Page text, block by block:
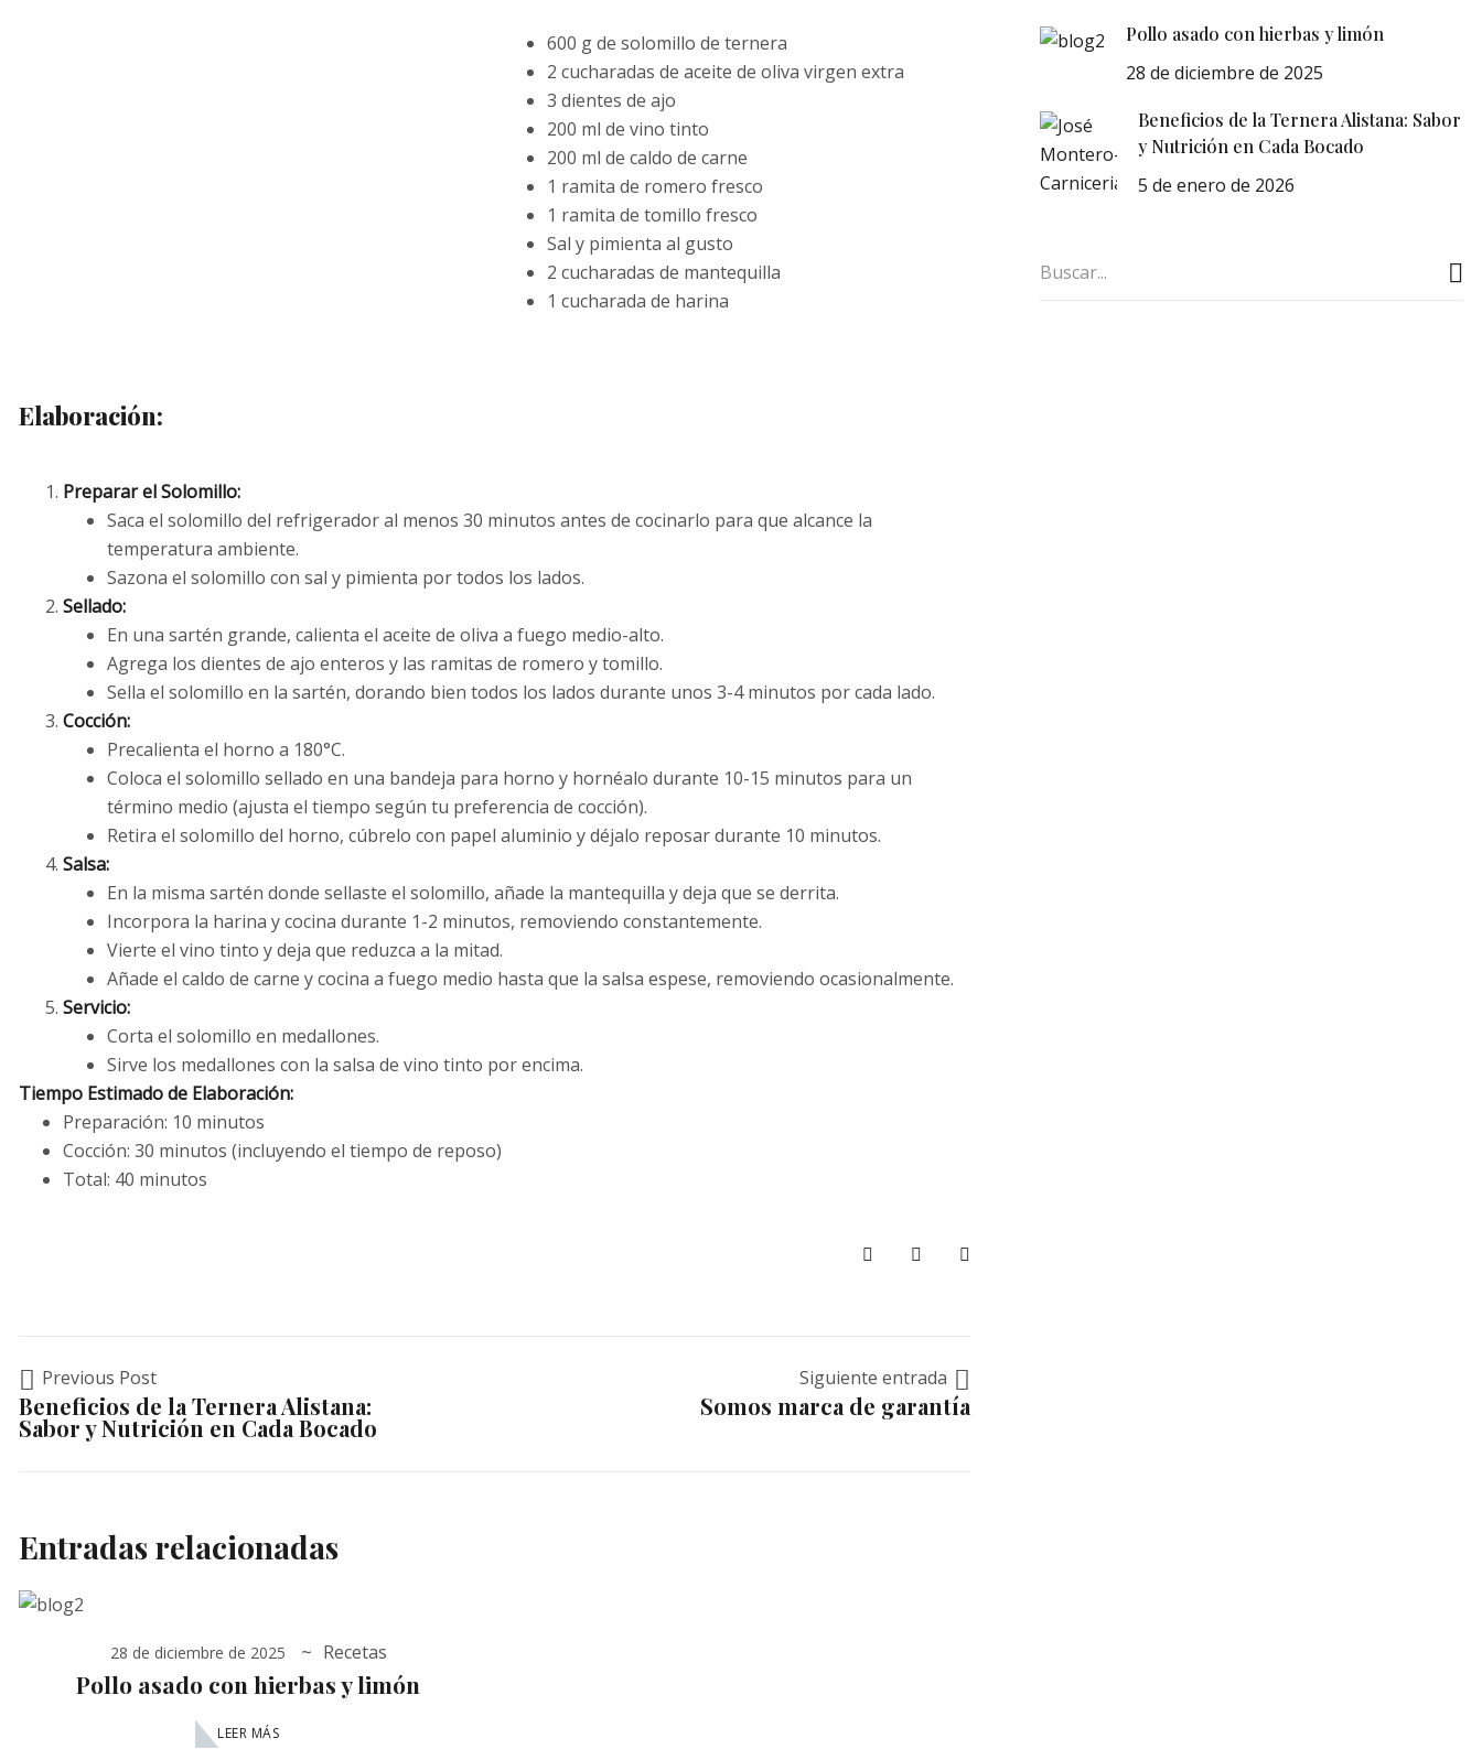
600 g de solomillo de ternera
2 cucharadas de aceite de oliva virgen extra
3 dientes de ajo
200 ml de vino tinto
200 ml de caldo de carne
1 ramita de romero fresco
1 ramita de tomillo fresco
Sal y pimienta al gusto
2 cucharadas de mantequilla
1 cucharada de harina
Elaboración:
Preparar el Solomillo:
Saca el solomillo del refrigerador al menos 30 minutos antes de cocinarlo para que alcance la
temperatura ambiente.
Sazona el solomillo con sal y pimienta por todos los lados.
Sellado:
En una sartén grande, calienta el aceite de oliva a fuego medio-alto.
Agrega los dientes de ajo enteros y las ramitas de romero y tomillo.
Sella el solomillo en la sartén, dorando bien todos los lados durante unos 3-4 minutos por cada lado.
Cocción:
Precalienta el horno a 180°C.
Coloca el solomillo sellado en una bandeja para horno y hornéalo durante 10-15 minutos para un
término medio (ajusta el tiempo según tu preferencia de cocción).
Retira el solomillo del horno, cúbrelo con papel aluminio y déjalo reposar durante 10 minutos.
Salsa:
En la misma sartén donde sellaste el solomillo, añade la mantequilla y deja que se derrita.
Incorpora la harina y cocina durante 1-2 minutos, removiendo constantemente.
Vierte el vino tinto y deja que reduzca a la mitad.
Añade el caldo de carne y cocina a fuego medio hasta que la salsa espese, removiendo ocasionalmente.
Servicio:
Corta el solomillo en medallones.
Sirve los medallones con la salsa de vino tinto por encima.
Tiempo Estimado de Elaboración:
Preparación: 10 minutos
Cocción: 30 minutos (incluyendo el tiempo de reposo)
Total: 40 minutos
Previous Post
Beneficios de la Ternera Alistana:
Sabor y Nutrición en Cada Bocado
Siguiente entrada
Somos marca de garantía
Entradas relacionadas
28 de diciembre de 2025 Recetas
Pollo asado con hierbas y limón
LEER MÁS
Pollo asado con hierbas y limón
28 de diciembre de 2025
Beneficios de la Ternera Alistana: Sabor
y Nutrición en Cada Bocado
5 de enero de 2026